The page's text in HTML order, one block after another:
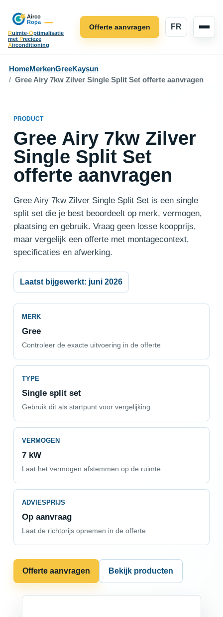
Ruimte-Optimalisatie
met Precieze
Airconditioning
FR
Offerte aanvragen
HomeMerkenGreeKaysun
Gree Airy 7kw Zilver Single Split Set offerte aanvragen
PRODUCT
Gree Airy 7kw Zilver
Single Split Set
offerte aanvragen
Gree Airy 7kw Zilver Single Split Set is een single
split set die je best beoordeelt op merk, vermogen,
plaatsing en gebruik. Vraag geen losse koopprijs,
maar vergelijk een offerte met montagecontext,
specificaties en afwerking.
Laatst bijgewerkt: juni 2026
MERK
Gree
Controleer de exacte uitvoering in de offerte
TYPE
Single split set
Gebruik dit als startpunt voor vergelijking
VERMOGEN
7 kW
Laat het vermogen afstemmen op de ruimte
ADVIESPRIJS
Op aanvraag
Laat de richtprijs opnemen in de offerte
Offerte aanvragen Bekijk producten